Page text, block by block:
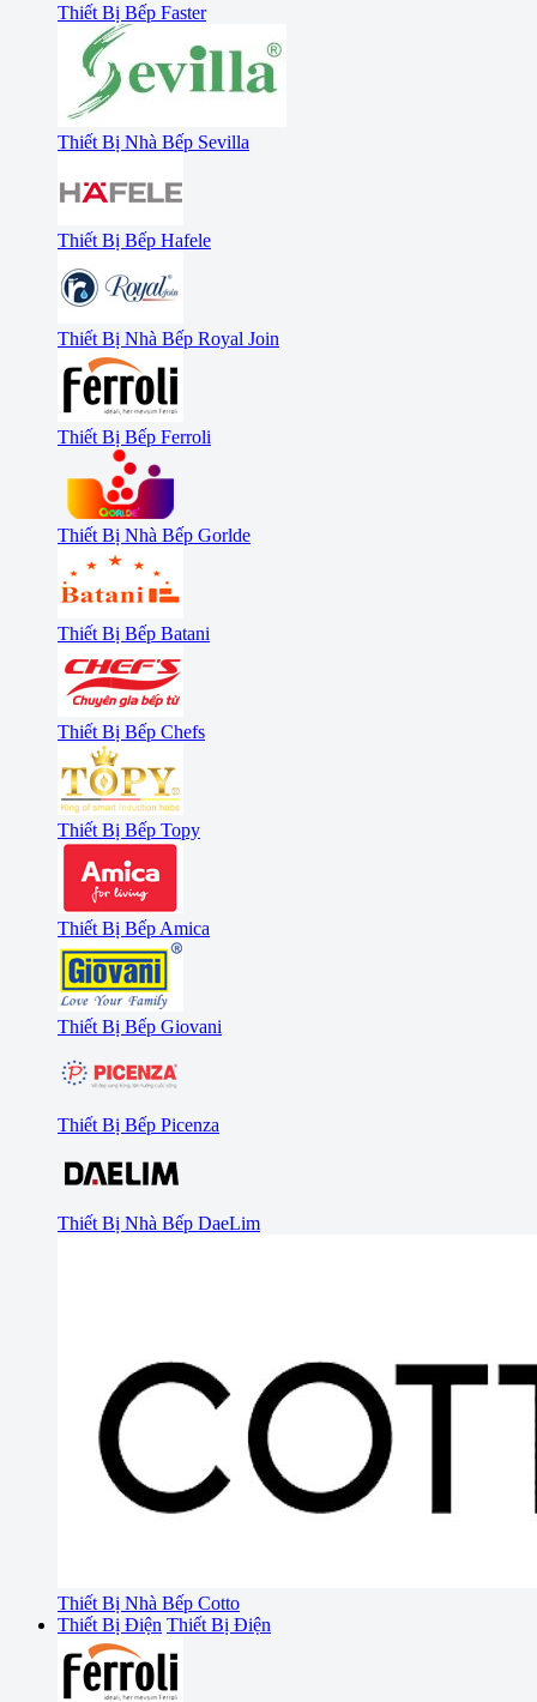
Thiết Bị Bếp Faster
Thiết Bị Nhà Bếp Sevilla
Thiết Bị Bếp Hafele
Thiết Bị Nhà Bếp Royal Join
Thiết Bị Bếp Ferroli
Thiết Bị Nhà Bếp Gorlde
Thiết Bị Bếp Batani
Thiết Bị Bếp Chefs
Thiết Bị Bếp Topy
Thiết Bị Bếp Amica
Thiết Bị Bếp Giovani
Thiết Bị Bếp Picenza
Thiết Bị Nhà Bếp DaeLim
Thiết Bị Nhà Bếp Cotto
Thiết Bị Điện Thiết Bị Điện